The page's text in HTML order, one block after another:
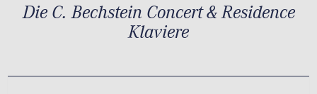
Die C. Bechstein Concert & Residence
Klaviere